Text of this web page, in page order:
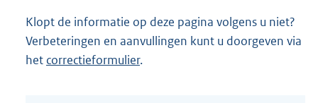
Klopt de informatie op deze pagina volgens u niet?
Verbeteringen en aanvullingen kunt u doorgeven via
het correctieformulier.